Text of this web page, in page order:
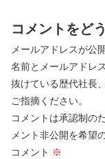
コメントをど
メールアドレスが公
名前とメールアドレ
抜けている歴代社長
ご指摘ください。
コメントは承認制の
メント非公開を希望
コメント ※